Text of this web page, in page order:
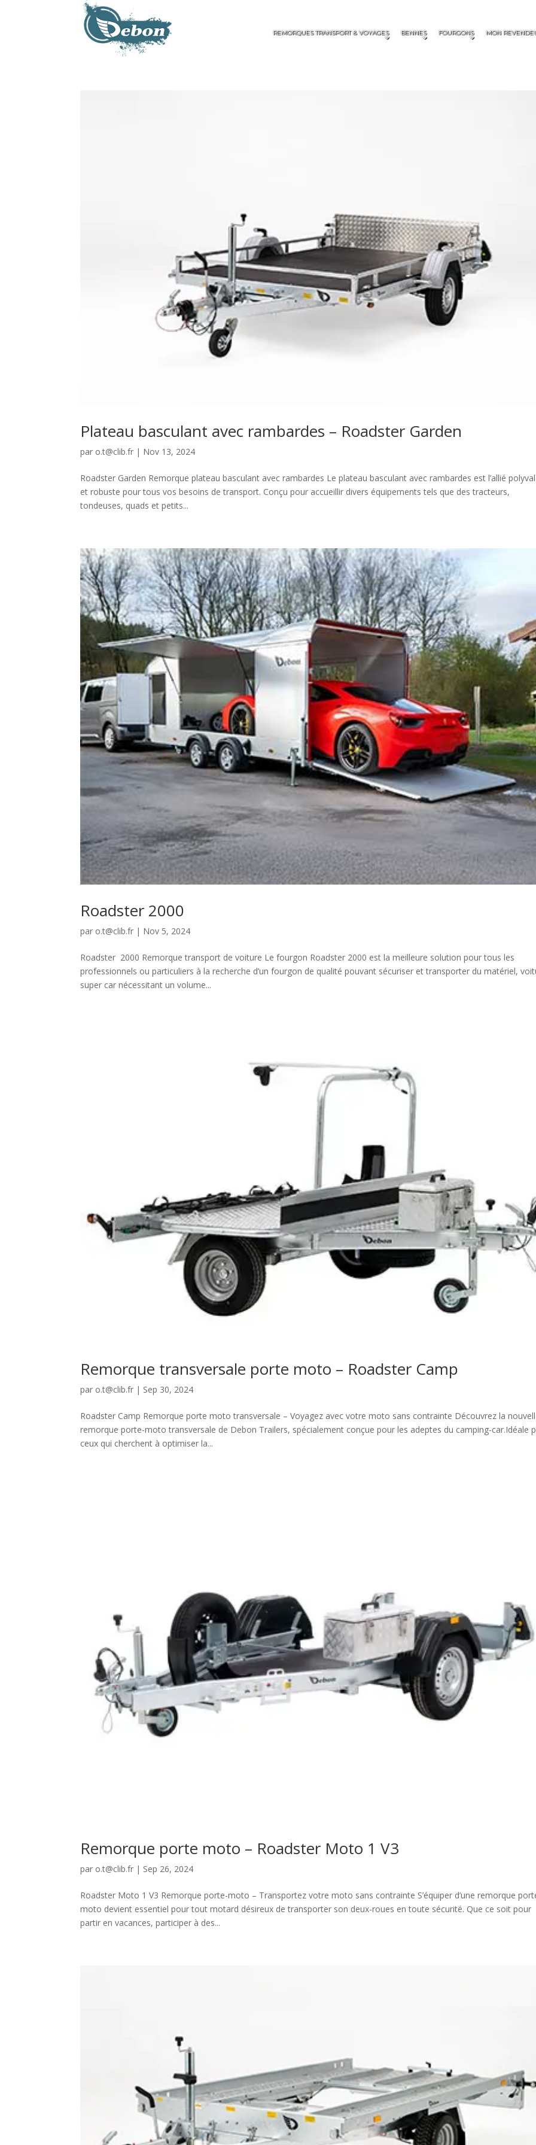
REMORQUES TRANSPORT & VOYAGES BENNES FOURGONS MON
Plateau basculant avec rambardes – Roadster Garden
par o.t@clib.fr | Nov 13, 2024
Roadster Garden Remorque plateau basculant avec rambardes Le plateau basculant avec rambardes est l’allié
et robuste pour tous vos besoins de transport. Conçu pour accueillir divers équipements tels que des tracteurs,
tondeuses, quads et petits...
Roadster 2000
par o.t@clib.fr | Nov 5, 2024
Roadster 2000 Remorque transport de voiture Le fourgon Roadster 2000 est la meilleure solution pour tous les
professionnels ou particuliers à la recherche d’un fourgon de qualité pouvant sécuriser et transporter du matériel,
super car nécessitant un volume...
Remorque transversale porte moto – Roadster Camp
par o.t@clib.fr | Sep 30, 2024
Roadster Camp Remorque porte moto transversale – Voyagez avec votre moto sans contrainte Découvrez la
remorque porte-moto transversale de Debon Trailers, spécialement conçue pour les adeptes du camping-car.Idéale
ceux qui cherchent à optimiser la...
Remorque porte moto – Roadster Moto 1 V3
par o.t@clib.fr | Sep 26, 2024
Roadster Moto 1 V3 Remorque porte-moto – Transportez votre moto sans contrainte S’équiper d’une remorque
moto devient essentiel pour tout motard désireux de transporter son deux-roues en toute sécurité. Que ce soit pour
partir en vacances, participer à des...